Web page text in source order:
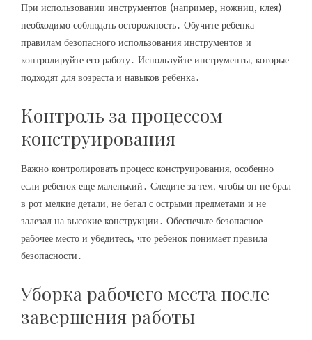
При использовании инструментов (например‚ ножниц‚ клея)
необходимо соблюдать осторожность․ Обучите ребенка
правилам безопасного использования инструментов и
контролируйте его работу․ Используйте инструменты‚ которые
подходят для возраста и навыков ребенка․
Контроль за процессом
конструирования
Важно контролировать процесс конструирования‚ особенно
если ребенок еще маленький․ Следите за тем‚ чтобы он не брал
в рот мелкие детали‚ не бегал с острыми предметами и не
залезал на высокие конструкции․ Обеспечьте безопасное
рабочее место и убедитесь‚ что ребенок понимает правила
безопасности․
Уборка рабочего места после
завершения работы